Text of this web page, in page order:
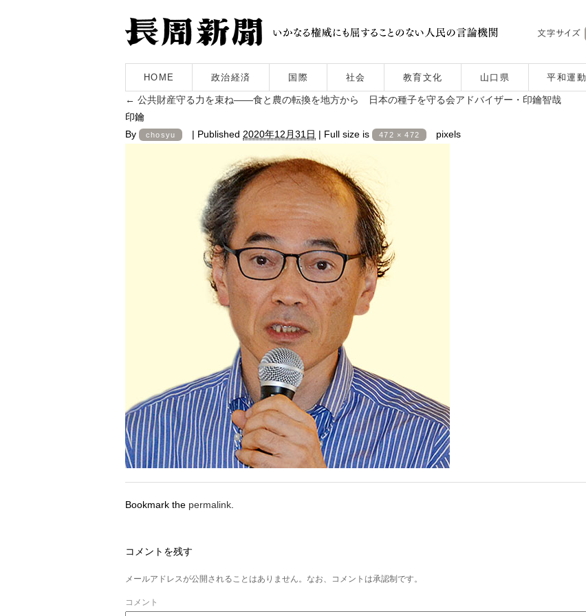
HOME 政治経済 国際 社会 教育文化 山口県 平和運動
← 公共財産守る力を束ね――食と農の転換を地方から 日本の種子を守る会アドバイザー・印鑰智哉
印鑰
By
chosyu | Published 2020年12月31日 | Full size is 472 × 472 pixels
Bookmark the permalink
コメントを残す
メールアドレスが公開されることはありません。なお、コメントは承認制です。
コメント